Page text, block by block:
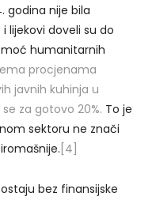
godina nije bila
lijekovi doveli su do
humanitarnih
procjenama
javnih kuhinja u
za gotovo 20%. To je
sektoru ne znači
[4]
bez finansijske